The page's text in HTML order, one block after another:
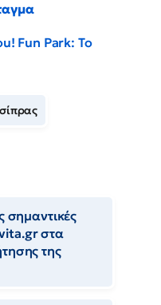
Fun Park: Το
σημαντικές
στα
της